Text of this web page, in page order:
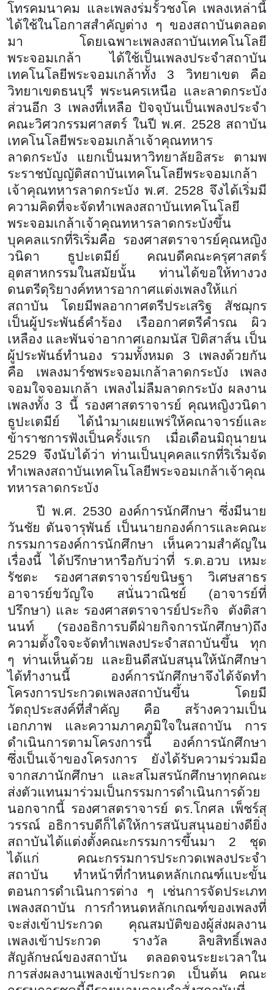
โทรคมนาคม และเพลงร่มรั้วชงโค เพลงเหล่านี้
ได้ใช้ในโอกาสสำคัญต่าง ๆ ของสถาบันตลอด
มา โดยเฉพาะเพลงสถาบันเทคโนโลยี
พระจอมเกล้า ได้ใช้เป็นเพลงประจำสถาบัน
เทคโนโลยีพระจอมเกล้าทั้ง 3 วิทยาเขต คือ
วิทยาเขตธนบุรี พระนครเหนือ และลาดกระบัง
ส่วนอีก 3 เพลงที่เหลือ ปัจจุบันเป็นเพลงประจำ
คณะวิศวกรรมศาสตร์ ในปี พ.ศ. 2528 สถาบัน
เทคโนโลยีพระจอมเกล้าเจ้าคุณทหาร
ลาดกระบัง แยกเป็นมหาวิทยาลัยอิสระ ตามพ
ระราชบัญญัติสถาบันเทคโนโลยีพระจอมเกล้า
เจ้าคุณทหารลาดกระบัง พ.ศ. 2528 จึงได้เริ่มมี
ความคิดที่จะจัดทำเพลงสถาบันเทคโนโลยี
พระจอมเกล้าเจ้าคุณทหารลาดกระบังขึ้น
บุคคลแรกที่ริเริ่มคือ รองศาสตราจารย์คุณหญิง
วนิดา ธูปะเตมีย์ คณบดีคณะครุศาสตร์
อุตสาหกรรมในสมัยนั้น ท่านได้ขอให้ทางวง
ดนตรีดุริยางค์ทหารอากาศแต่งเพลงให้แก่
สถาบัน โดยมีพลอากาศตรีประเสริฐ สัชฌุกร
เป็นผู้ประพันธ์คำร้อง เรืออกาศตรีคำรณ ผิว
เหลือง และพันจ่าอากาศเอกมนัส ปิติสาส์น เป็น
ผู้ประพันธ์ทำนอง รวมทั้งหมด 3 เพลงด้วยกัน
คือ เพลงมาร์ชพระจอมเกล้าลาดกระบัง เพลง
จอมใจจอมเกล้า เพลงไม่ลืมลาดกระบัง ผลงาน
เพลงทั้ง 3 นี้ รองศาสตราจารย์ คุณหญิงวนิดา
ธูปะเตมีย์ ได้นำมาเผยแพร่ให้คณาจารย์และ
ข้าราชการฟังเป็นครั้งแรก เมื่อเดือนมิถุนายน
2529 จึงนับได้ว่า ท่านเป็นบุคคลแรกที่ริเริ่มจัด
ทำเพลงสถาบันเทคโนโลยีพระจอมเกล้าเจ้าคุณ
ทหารลาดกระบัง
ปี พ.ศ. 2530 องค์การนักศึกษา ซึ่งมีนาย
วันชัย ตันจารุพันธ์ เป็นนายกองค์การและคณะ
กรรมการองค์การนักศึกษา เห็นความสำคัญใน
เรื่องนี้ ได้ปรึกษาหารือกับว่าที่ ร.ต.อวบ เหมะ
รัชตะ รองศาสตราจารย์ขนิษฐา วิเศษสาธร
อาจารย์ขวัญใจ สนั่นวาณิชย์ (อาจารย์ที่
ปรึกษา) และ รองศาสตราจารย์ประกิจ ตังติสา
นนท์ (รองอธิการบดีฝ่ายกิจการนักศึกษา)ถึง
ความตั้งใจจะจัดทำเพลงประจำสถาบันขึ้น ทุก
ๆ ท่านเห็นด้วย และยินดีสนับสนุนให้นักศึกษา
ได้ทำงานนี้ องค์การนักศึกษาจึงได้จัดทำ
โครงการประกวดเพลงสถาบันขึ้น โดยมี
วัตถุประสงค์ที่สำคัญ คือ สร้างความเป็น
เอกภาพ และความภาคภูมิใจในสถาบัน การ
ดำเนินการตามโครงการนี้ องค์การนักศึกษา
ซึ่งเป็นเจ้าของโครงการ ยังได้รับความร่วมมือ
จากสภานักศึกษา และสโมสรนักศึกษาทุกคณะ
ส่งตัวแทนมาร่วมเป็นกรรมการดำเนินการด้วย
นอกจากนี้ รองศาสตราจารย์ ดร.โกศล เพ็ชร์สุ
วรรณ์ อธิการบดีก็ได้ให้การสนับสนุนอย่างดียิ่ง
สถาบันได้แต่งตั้งคณะกรรมการขึ้นมา 2 ชุด
ได้แก่ คณะกรรมการประกวดเพลงประจำ
สถาบัน ทำหน้าที่กำหนดหลักเกณฑ์แบะขั้น
ตอนการดำเนินการต่าง ๆ เช่นการจัดประเภท
เพลงสถาบัน การกำหนดหลักเกณฑ์ของเพลงที่
จะส่งเข้าประกวด คุณสมบัติของผู้ส่งผลงาน
เพลงเข้าประกวด รางวัล ลิขสิทธิ์เพลง
สัญลักษณ์ของสถาบัน ตลอดจนระยะเวลาใน
การส่งผลงานเพลงเข้าประกวด เป็นต้น คณะ